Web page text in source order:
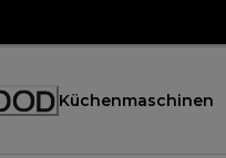
Küchenmaschinen